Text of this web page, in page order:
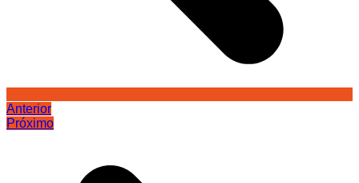
Anterior
Próximo